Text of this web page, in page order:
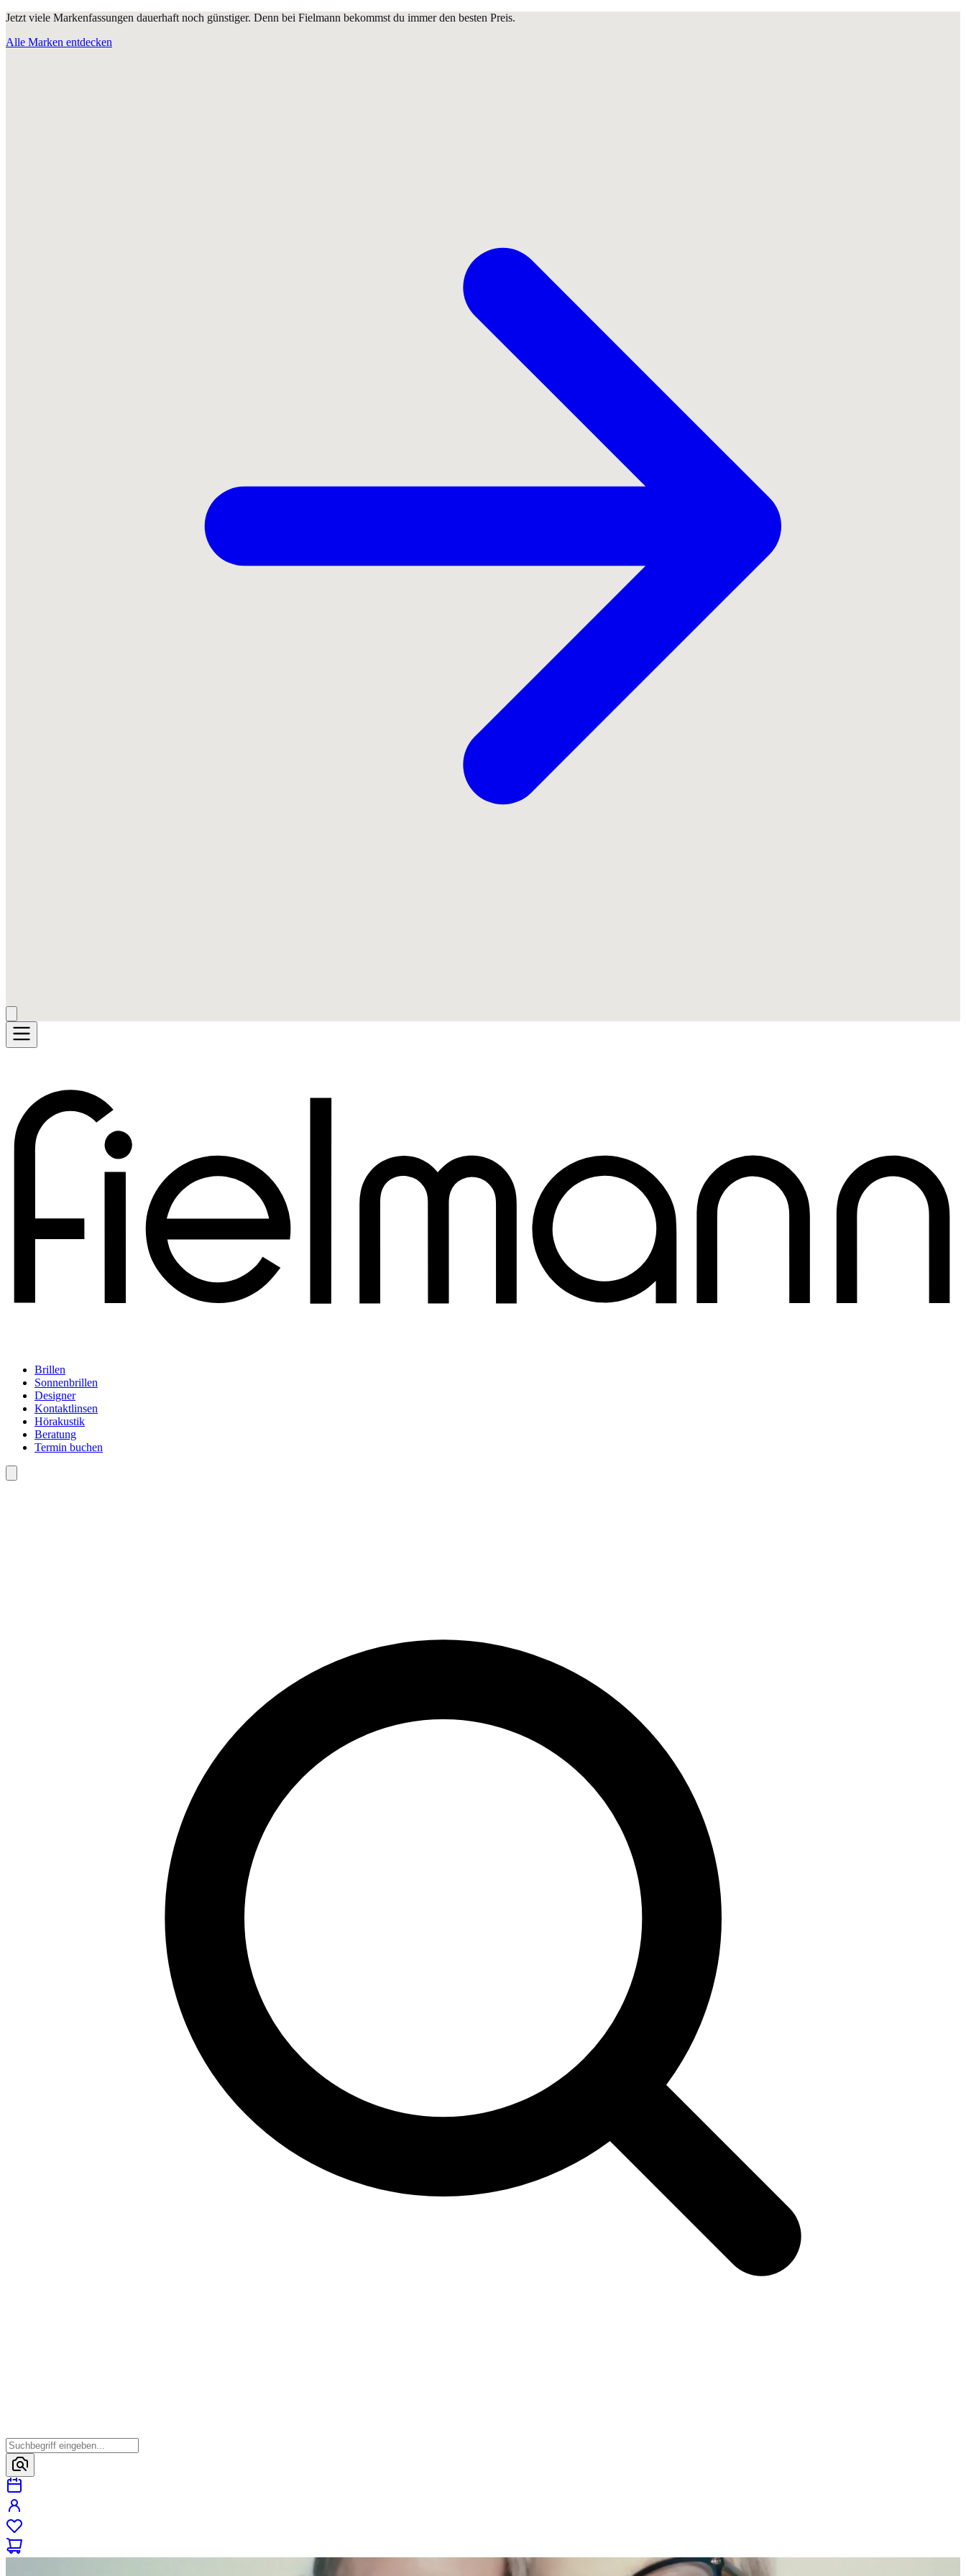
Jetzt viele Markenfassungen dauerhaft noch günstiger. Denn bei Fielmann bekommst du immer den besten Preis.
Alle Marken entdecken
Brillen
Sonnenbrillen
Designer
Kontaktlinsen
Hörakustik
Beratung
Termin buchen